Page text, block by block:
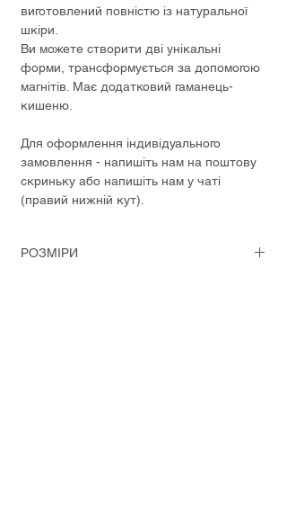
виготовлений повністю із натуральної
шкіри.
Ви можете створити дві унікальні
форми, трансформується за допомогою
магнітів. Має додатковий гаманець-
кишеню.
Для оформлення індивідуального
замовлення - напишіть нам на поштову
скриньку або напишіть нам у чаті
(правий нижній кут).
РОЗМІРИ